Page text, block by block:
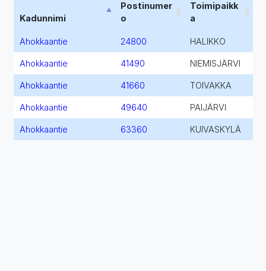
Kadunnimi
Postinumer
o
Toimipaikk
a
Ahokkaantie 24800 HALIKKO
Ahokkaantie 41490 NIEMISJÄRVI
Ahokkaantie 41660 TOIVAKKA
Ahokkaantie 49640 PAIJÄRVI
Ahokkaantie 63360 KUIVASKYLÄ